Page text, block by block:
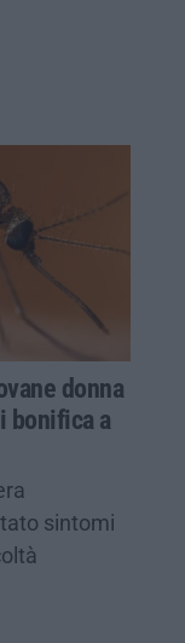
donna
bonifica a
sintomi